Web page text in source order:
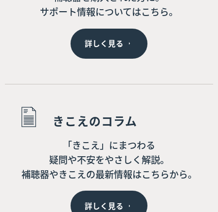
サポート情報についてはこちら。
詳しく見る
きこえのコラム
「きこえ」にまつわる
疑問や不安をやさしく解説。
補聴器やきこえの最新情報はこちらから。
詳しく見る